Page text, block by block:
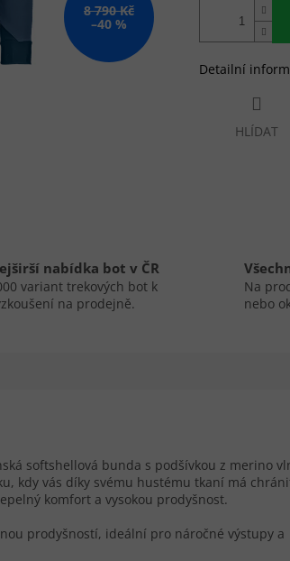
8 790 Kč
–40 %
Detailní
HLÍDAT
nabídka bot v ČR
variant trekových bot k
na prodejně.
Na
nebo
softshellová bunda s podšívkou z merino
kdy vás díky svému hustému tkaní má
komfort a vysokou prodyšnost.
prodyšností, ideální pro náročné výstupy a